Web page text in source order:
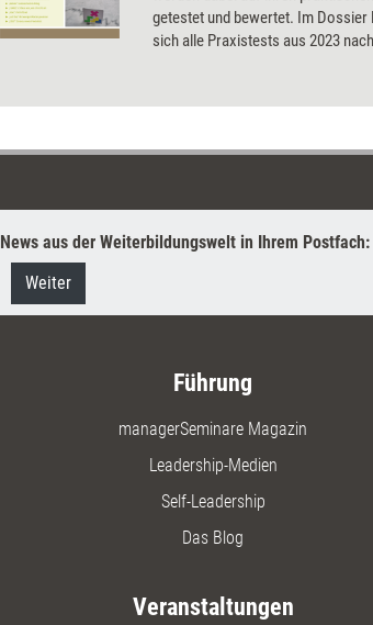
getestet und bewertet. Im Dossier
sich alle Praxistests aus 2023
News aus der Weiterbildungswelt in Ihrem
Weiter
Führung
managerSeminare Magazin
Leadership-Medien
Self-Leadership
Das Blog
Veranstaltungen